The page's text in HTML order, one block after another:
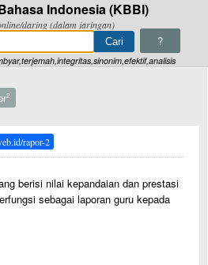
Indonesia (KBBI)
daring (dalam jaringan)
?
2
rapor-2
berisi nilai kepandaian dan prestasi
sebagai laporan guru kepada